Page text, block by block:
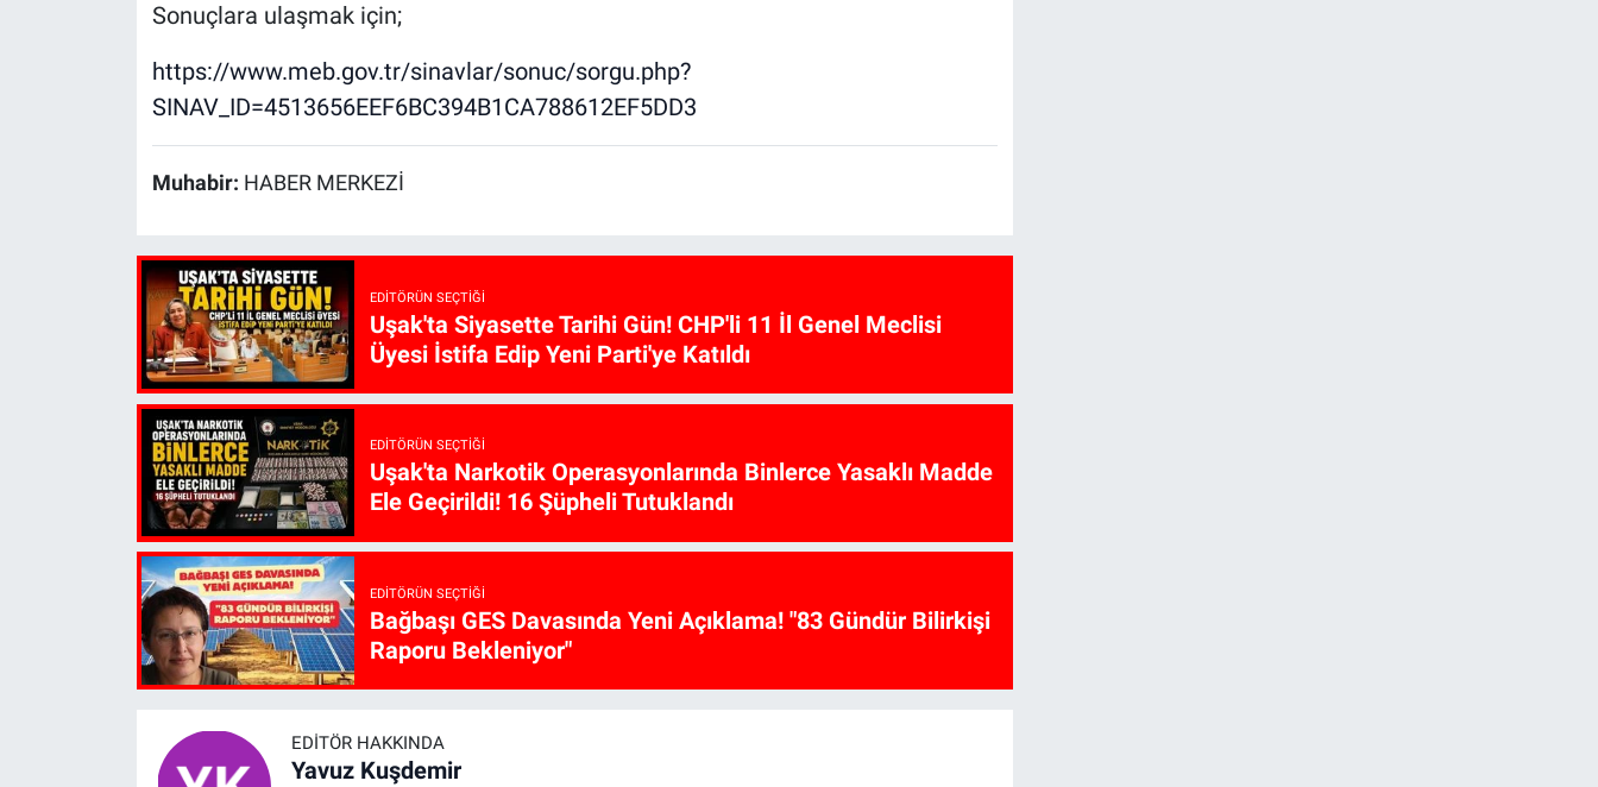
Sonuçlara ulaşmak için;
https://www.meb.gov.tr/sinavlar/sonuc/sorgu.php?
SINAV_ID=4513656EEF6BC394B1CA788612EF5DD3
Muhabir: HABER MERKEZİ
EDITÖRÜN SEÇTIĞI
Uşak'ta Siyasette Tarihi Gün! CHP'li 11 İl Genel Meclisi
Üyesi İstifa Edip Yeni Parti'ye Katıldı
EDITÖRÜN SEÇTIĞI
Uşak'ta Narkotik Operasyonlarında Binlerce Yasaklı Madde
Ele Geçirildi! 16 Şüpheli Tutuklandı
EDITÖRÜN SEÇTIĞI
Bağbaşı GES Davasında Yeni Açıklama! "83 Gündür Bilirkişi
Raporu Bekleniyor"
EDITÖR HAKKINDA
Yavuz Kuşdemir